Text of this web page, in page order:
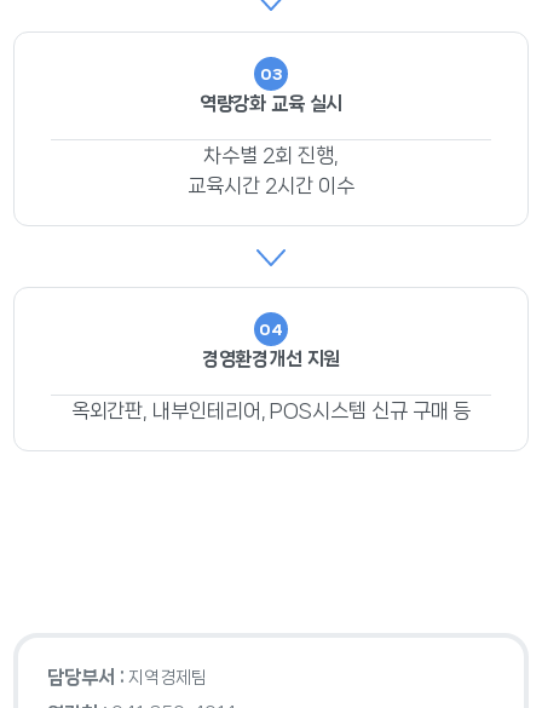
03
역량강화 교육 실시
차수별 2회 진행,
교육시간 2시간 이수
04
경영환경개선 지원
옥외간판, 내부인테리어, POS시스템 신규 구매 등
담당부서 : 지역경제팀